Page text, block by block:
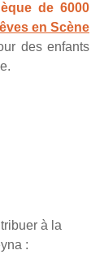
de 6000
en Scène
des enfants
à la
: